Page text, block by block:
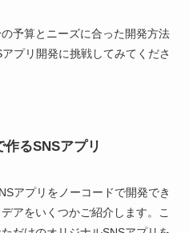
予算とニーズに合った開発方法
プリ開発に挑戦してみてくださ
るSNSアプリ
アプリをノーコードで開発でき
アをいくつかご紹介します。こ